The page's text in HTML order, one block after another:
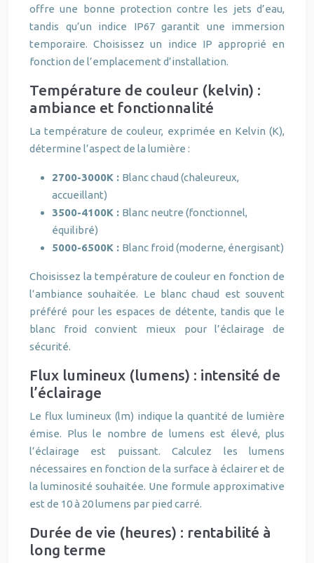
offre une bonne protection contre les jets d’eau,
tandis qu’un indice IP67 garantit une immersion
temporaire. Choisissez un indice IP approprié en
fonction de l’emplacement d’installation.
Température de couleur (kelvin) :
ambiance et fonctionnalité
La température de couleur, exprimée en Kelvin (K),
détermine l’aspect de la lumière :
2700-3000K : Blanc chaud (chaleureux,
accueillant)
3500-4100K : Blanc neutre (fonctionnel,
équilibré)
5000-6500K : Blanc froid (moderne, énergisant)
Choisissez la température de couleur en fonction de
l’ambiance souhaitée. Le blanc chaud est souvent
préféré pour les espaces de détente, tandis que le
blanc froid convient mieux pour l’éclairage de
sécurité.
Flux lumineux (lumens) : intensité de
l’éclairage
Le flux lumineux (lm) indique la quantité de lumière
émise. Plus le nombre de lumens est élevé, plus
l’éclairage est puissant. Calculez les lumens
nécessaires en fonction de la surface à éclairer et de
la luminosité souhaitée. Une formule approximative
est de 10 à 20 lumens par pied carré.
Durée de vie (heures) : rentabilité à
long terme